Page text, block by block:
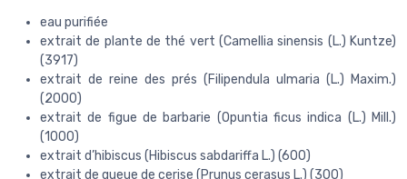
eau purifiée
extrait de plante de thé vert (Camellia sinensis (L.) Kuntze)
(3917)
extrait de reine des prés (Filipendula ulmaria (L.) Maxim.)
(2000)
extrait de figue de barbarie (Opuntia ficus indica (L.) Mill.)
(1000)
extrait d’hibiscus (Hibiscus sabdariffa L.) (600)
extrait de queue de cerise (Prunus cerasus L.) (300)